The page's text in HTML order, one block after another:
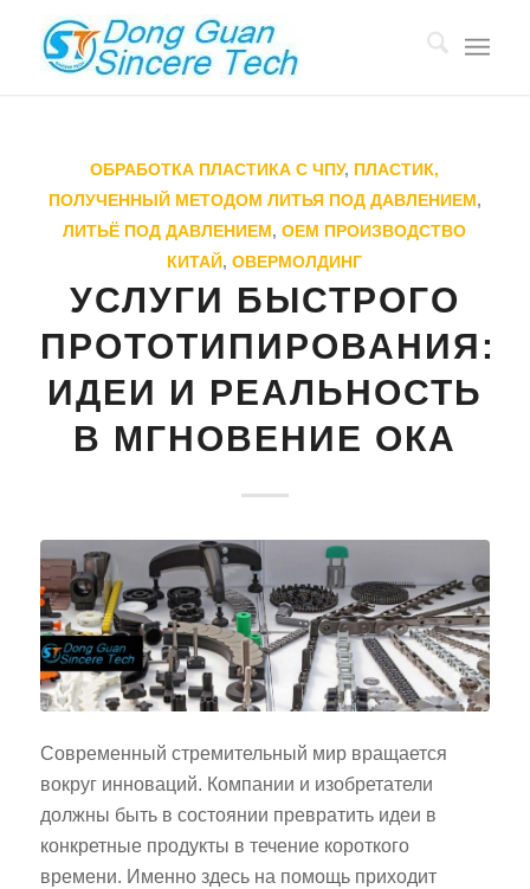
ОБРАБОТКА ПЛАСТИКА С ЧПУ, ПЛАСТИК,
ПОЛУЧЕННЫЙ МЕТОДОМ ЛИТЬЯ ПОД ДАВЛЕНИЕМ,
ЛИТЬЁ ПОД ДАВЛЕНИЕМ,OEM ПРОИЗВОДСТВО
КИТАЙ,ОВЕРМОЛДИНГ
УСЛУГИ БЫСТРОГО
ПРОТОТИПИРОВАНИЯ:
ИДЕИ И РЕАЛЬНОСТЬ
В МГНОВЕНИЕ ОКА
Современный стремительный мир вращается
вокруг инноваций. Компании и изобретатели
должны быть в состоянии превратить идеи в
конкретные продукты в течение короткого
времени. Именно здесь на помощь приходит